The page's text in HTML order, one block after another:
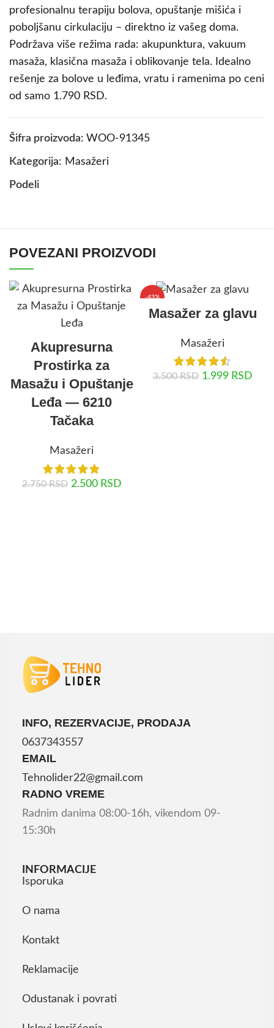
profesionalnu terapiju bolova, opuštanje mišića i
poboljšanu cirkulaciju – direktno iz vašeg doma.
Podržava više režima rada: akupunktura, vakuum
masaža, klasična masaža i oblikovanje tela. Idealno
rešenje za bolove u leđima, vratu i ramenima po ceni
od samo 1.790 RSD.
Šifra proizvoda: WOO-91345
Kategorija: Masažeri
Podeli
POVEZANI PROIZVODI
Akupresurna
Prostirka za
Masažu i Opuštanje
Leđa — 6210
Tačaka
Masažeri
2.750RSD 2.500 RSD
-43%
Masažer za glavu
Masažeri
3.500RSD 1.999 RSD
INFO, REZERVACIJE, PRODAJA
0637343557
EMAIL
Tehnolider22@gmail.com
RADNO VREME
Radnim danima 08:00-16h, vikendom 09-
15:30h
INFORMACIJE
Isporuka
O nama
Kontakt
Reklamacije
Odustanak i povrati